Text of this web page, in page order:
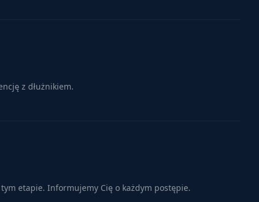
z dłużnikiem.
etapie. Informujemy Cię o każdym postępie.